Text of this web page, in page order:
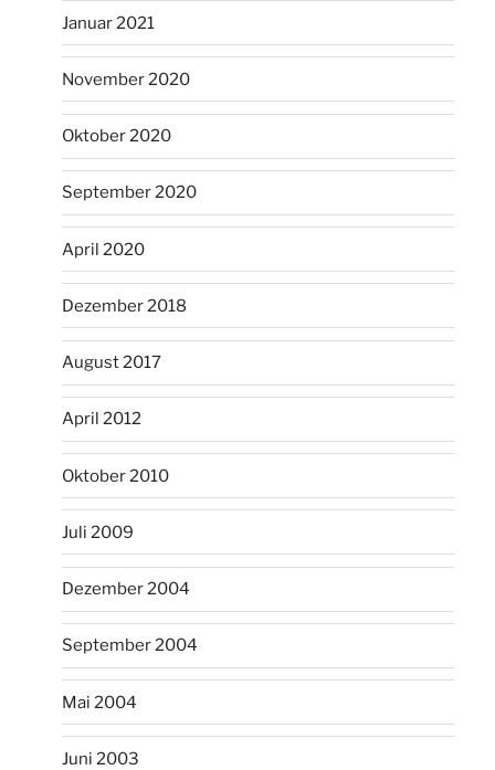
Januar 2021
November 2020
Oktober 2020
September 2020
April 2020
Dezember 2018
August 2017
April 2012
Oktober 2010
Juli 2009
Dezember 2004
September 2004
Mai 2004
Juni 2003